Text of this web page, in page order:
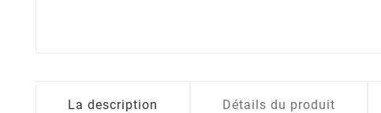
La description Détails du produit